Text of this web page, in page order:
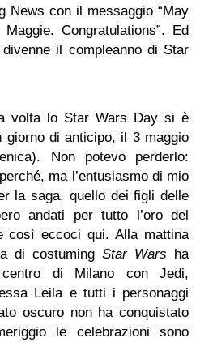
News con il messaggio “May
Congratulations”. Ed
il compleanno di Star
volta lo Star Wars Day si è
giorno di anticipo, il 3 maggio
Non potevo perderlo:
ma l’entusiasmo di mio
la saga, quello dei figli delle
andati per tutto l’oro del
così eccoci qui. Alla mattina
di costuming Star Wars ha
di Milano con Jedi,
Leila e tutti i personaggi
oscuro non ha conquistato
le celebrazioni sono